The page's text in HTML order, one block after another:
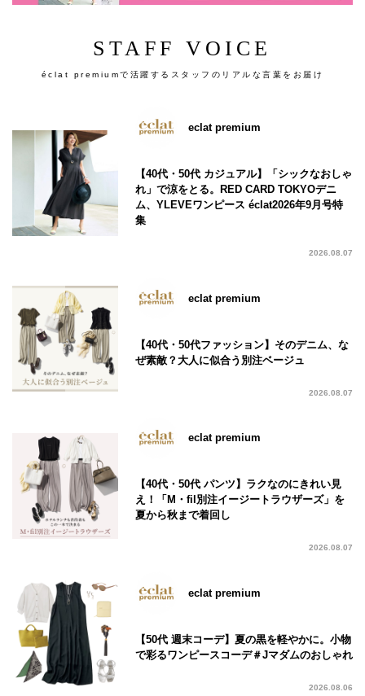
STAFF VOICE
éclat premiumで活躍するスタッフのリアルな言葉をお届け
eclat premium
【40代・50代 カジュアル】「シックなおしゃ
れ」で涼をとる。RED CARD TOKYOデニ
ム、YLEVEワンピース éclat2026年9月号特
集
2026.08.07
eclat premium
【40代・50代ファッション】そのデニム、な
ぜ素敵？大人に似合う別注ベージュ
2026.08.07
eclat premium
【40代・50代 パンツ】ラクなのにきれい見
え！「M・fil別注イージートラウザーズ」を
夏から秋まで着回し
2026.08.07
eclat premium
【50代 週末コーデ】夏の黒を軽やかに。小物
で彩るワンピースコーデ＃Jマダムのおしゃれ
2026.08.06